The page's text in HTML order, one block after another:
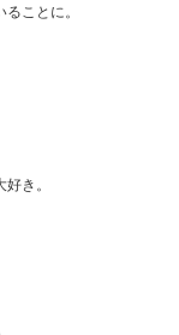
ことに。
き。